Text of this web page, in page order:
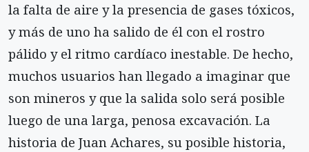
la falta de aire y la presencia de gases tóxicos,
y más de uno ha salido de él con el rostro
pálido y el ritmo cardíaco inestable. De hecho,
muchos usuarios han llegado a imaginar que
son mineros y que la salida solo será posible
luego de una larga, penosa excavación. La
historia de Juan Achares, su posible historia,